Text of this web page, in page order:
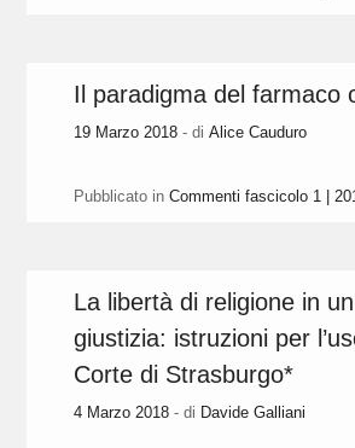
Il paradigma del farmaco
19 Marzo 2018 - di Alice Cauduro
Pubblicato in Commenti fascicolo 1 |
La libertà di religione in
giustizia: istruzioni per
Corte di Strasburgo*
4 Marzo 2018 - di Davide Galliani